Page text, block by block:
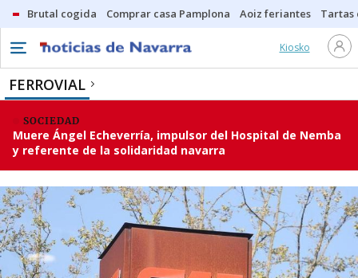
Brutal cogida Comprar casa Pamplona Aoiz feriantes Tartas
Kiosko
FERROVIAL
SOCIEDAD
Muere Ángel Echeverría, impulsor del Hospital de Nemba
y referente de la solidaridad navarra